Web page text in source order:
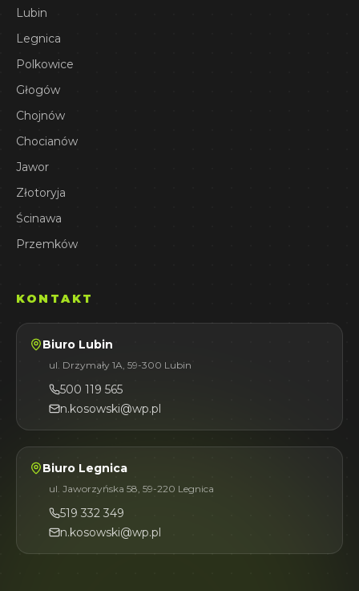
Lubin
Legnica
Polkowice
Głogów
Chojnów
Chocianów
Jawor
Złotoryja
Ścinawa
Przemków
KONTAKT
Biuro Lubin
ul. Drzymały 1A, 59-300 Lubin
500 119 565
n.kosowski@wp.pl
Biuro Legnica
ul. Jaworzyńska 58, 59-220 Legnica
519 332 349
n.kosowski@wp.pl